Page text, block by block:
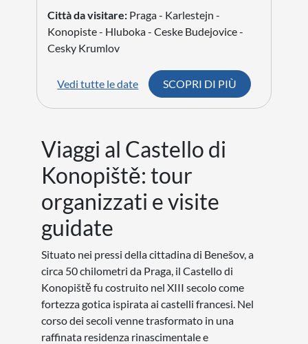
Città da visitare: Praga - Karlestejn -
Konopiste - Hluboka - Ceske Budejovice -
Cesky Krumlov
Vedi tutte le date SCOPRI DI PIÙ
Viaggi al Castello di
Konopiště: tour
organizzati e visite
guidate
Situato nei pressi della cittadina di Benešov, a
circa 50 chilometri da Praga, il Castello di
Konopiště fu costruito nel XIII secolo come
fortezza gotica ispirata ai castelli francesi. Nel
corso dei secoli venne trasformato in una
raffinata residenza rinascimentale e